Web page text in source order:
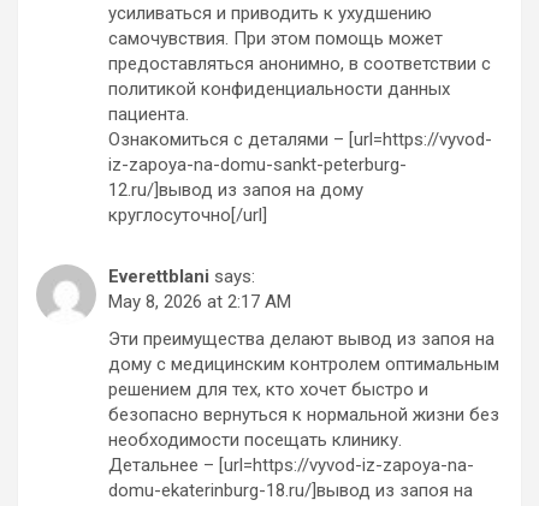
усиливаться и приводить к ухудшению
самочувствия. При этом помощь может
предоставляться анонимно, в соответствии с
политикой конфиденциальности данных
пациента.
Ознакомиться с деталями – [url=https://vyvod-
iz-zapoya-na-domu-sankt-peterburg-
12.ru/]вывод из запоя на дому
круглосуточно[/url]
Everettblani says:
May 8, 2026 at 2:17 AM
Эти преимущества делают вывод из запоя на
дому с медицинским контролем оптимальным
решением для тех, кто хочет быстро и
безопасно вернуться к нормальной жизни без
необходимости посещать клинику.
Детальнее – [url=https://vyvod-iz-zapoya-na-
domu-ekaterinburg-18.ru/]вывод из запоя на